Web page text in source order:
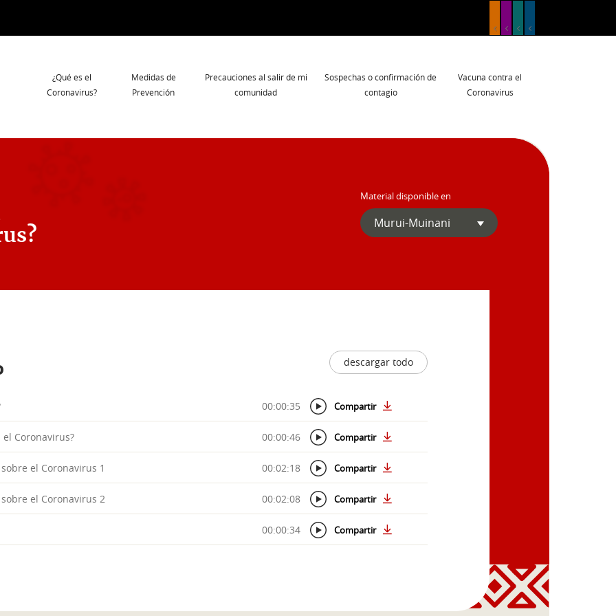
Material disponible en
Murui-Muinani
Navegación
principal
¿Qué es el
Coronavirus?
Medidas de
Prevención
Precauciones al salir de mi
comunidad
Sospechas o confirmación de
contagio
Vacuna contra el
Coronavirus
descargar todo
00:00:35 Compartir
Coronavirus? 00:00:46 Compartir
el Coronavirus 1 00:02:18 Compartir
el Coronavirus 2 00:02:08 Compartir
00:00:34 Compartir